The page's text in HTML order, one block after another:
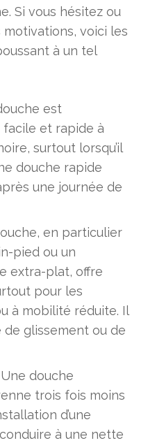
Si vous hésitez ou
voici les
à un tel
est
et rapide à
surtout lorsqu’il
douche rapide
une journée de
en particulier
pied ou un
extra-plat, offre
pour les
à mobilité réduite. Il
de glissement ou de
Une douche
trois fois moins
d’une
à une nette